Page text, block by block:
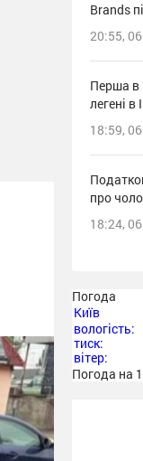
Brands
20:55,
Перша в
легені в
18:59,
про
18:24,
Погода
Київ
вологість:
тиск:
вітер:
Погода на